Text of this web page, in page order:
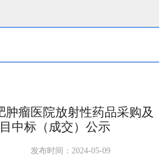
肿瘤医院放射性药品采购及
中标（成交）公示
发布时间：2024-05-09